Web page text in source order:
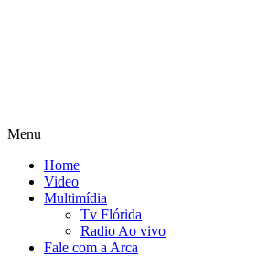
Menu
Home
Video
Multimídia
Tv Flórida
Radio Ao vivo
Fale com a Arca